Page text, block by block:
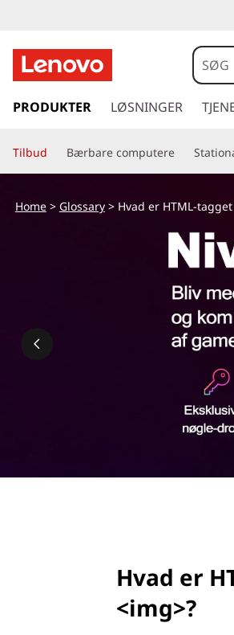
v
a
d
e
p
n
g
i
PRODUKTER LØSNINGER
Tilbud Bærbare computere
Home> Glossary> Hvad er HTML-
Hvad er
<img>?